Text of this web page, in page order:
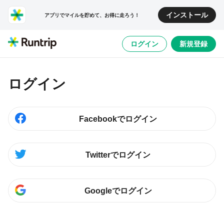
アプリでマイルを貯めて、お得に走ろう！ インストール
ログイン 新規登録
ログイン
Facebookでログイン
Twitterでログイン
Googleでログイン